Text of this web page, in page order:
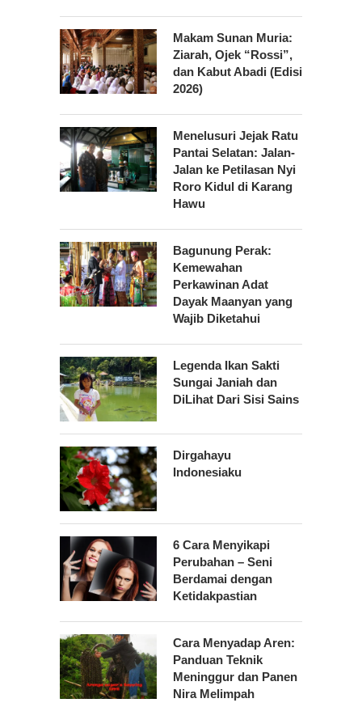
Makam Sunan Muria:
Ziarah, Ojek “Rossi”,
dan Kabut Abadi (Edisi
2026)
Menelusuri Jejak Ratu
Pantai Selatan: Jalan-
Jalan ke Petilasan Nyi
Roro Kidul di Karang
Hawu
Bagunung Perak:
Kemewahan
Perkawinan Adat
Dayak Maanyan yang
Wajib Diketahui
Legenda Ikan Sakti
Sungai Janiah dan
DiLihat Dari Sisi Sains
Dirgahayu
Indonesiaku
6 Cara Menyikapi
Perubahan – Seni
Berdamai dengan
Ketidakpastian
Cara Menyadap Aren:
Panduan Teknik
Meninggur dan Panen
Nira Melimpah